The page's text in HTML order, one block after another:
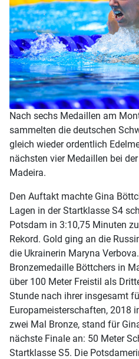
Nach sechs Medaillen am
sammelten die deutschen
gleich wieder ordentlich
nächsten vier Medaillen bei
Madeira.
Den Auftakt machte Gina
Lagen in der Startklasse S4
Potsdam in 3:10,75 Minuten
Rekord. Gold ging an die
die Ukrainerin Maryna
Bronzemedaille Böttchers in
über 100 Meter Freistil als
Stunde nach ihrer insgesamt
Europameisterschaften, 2018
zwei Mal Bronze, stand für
nächste Finale an: 50 Meter
Startklasse S5. Die